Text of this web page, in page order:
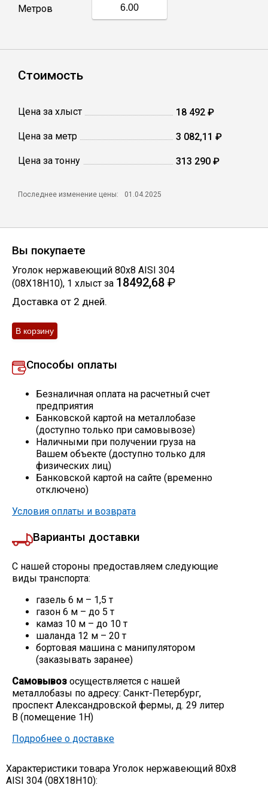
Профлист
Винтовые сваи
Сетка кладочная
Круги абразивные
Скобо-гибочные изделия
Остальное
Метров
Стоимость
Цена за хлыст 18 492 ₽
Цена за метр 3 082,11 ₽
Цена за тонну 313 290 ₽
Последнее изменение цены: 01.04.2025
Вы покупаете
Уголок нержавеющий 80х8 AISI 304
(08Х18Н10), 1 хлыст за 18492,68 ₽
Доставка от 2 дней.
Способы оплаты
Безналичная оплата на расчетный счет
предприятия
Банковской картой на металлобазе
(доступно только при самовывозе)
Наличными при получении груза на
Вашем объекте (доступно только для
физических лиц)
Банковской картой на сайте (временно
отключено)
Условия оплаты и возврата
Варианты доставки
С нашей стороны предоставляем следующие
виды транспорта:
газель 6 м – 1,5 т
газон 6 м – до 5 т
камаз 10 м – до 10 т
шаланда 12 м – 20 т
бортовая машина с манипулятором
(заказывать заранее)
Самовывоз осуществляется с нашей
металлобазы по адресу: Санкт-Петербург,
проспект Александровской фермы, д. 29 литер
В (помещение 1Н)
Подробнее о доставке
Характеристики товара Уголок нержавеющий 80х8
AISI 304 (08Х18Н10):